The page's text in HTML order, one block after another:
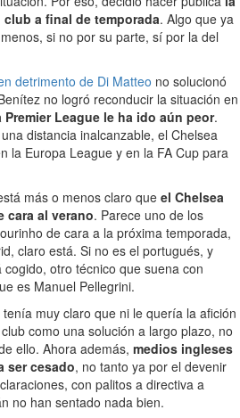
a final de temporada. Algo que ya
si no por su parte, sí por la del
detrimento de Di Matteo no solucionó
no logró reconducir la situación en
Premier League le ha ido aún peor.
distancia inalcanzable, el Chelsea
la Europa League y en la FA Cup para
más o menos claro que el Chelsea
cara al verano. Parece uno de los
de cara a la próxima temporada,
claro está. Si no es el portugués, y
otro técnico que suena con
es Manuel Pellegrini.
muy claro que ni le quería la afición
como una solución a largo plazo, no
ello. Ahora además, medios ingleses
ser cesado, no tanto ya por el devenir
con palitos a directiva a
no han sentado nada bien.